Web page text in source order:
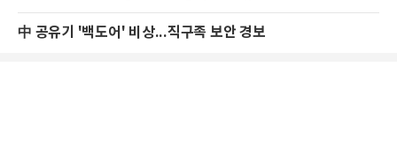
中 공유기 '백도어' 비상...직구족 보안 경보